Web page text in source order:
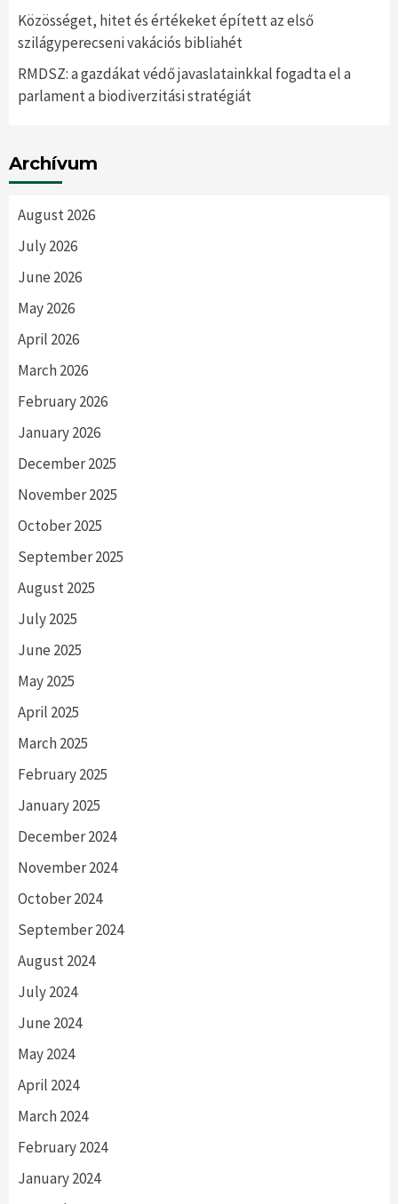
Közösséget, hitet és értékeket épített az első
szilágyperecseni vakációs bibliahét
RMDSZ: a gazdákat védő javaslatainkkal fogadta el a
parlament a biodiverzitási stratégiát
Archívum
August 2026
July 2026
June 2026
May 2026
April 2026
March 2026
February 2026
January 2026
December 2025
November 2025
October 2025
September 2025
August 2025
July 2025
June 2025
May 2025
April 2025
March 2025
February 2025
January 2025
December 2024
November 2024
October 2024
September 2024
August 2024
July 2024
June 2024
May 2024
April 2024
March 2024
February 2024
January 2024